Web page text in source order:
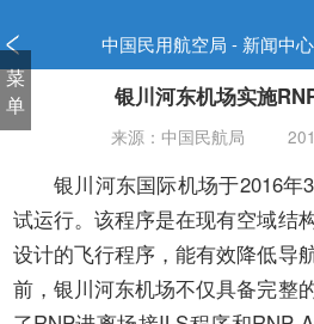
中国民用航空局 - 新闻中
菜
单
银川河东机场实施
来源：中国民航局
银川河东国际机场于2016年3
试运行。该程序是在现有空域结
设计的飞行程序，能有效降低导
前，银川河东机场不仅具备完整
窗
口
打
开
碍
说
明
页
面,